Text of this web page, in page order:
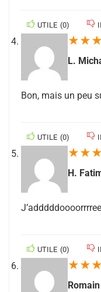
UTILE (0)
★★★
L.
Bon, mais un peu
UTILE (0)
★★★
H.
UTILE (0)
★★★